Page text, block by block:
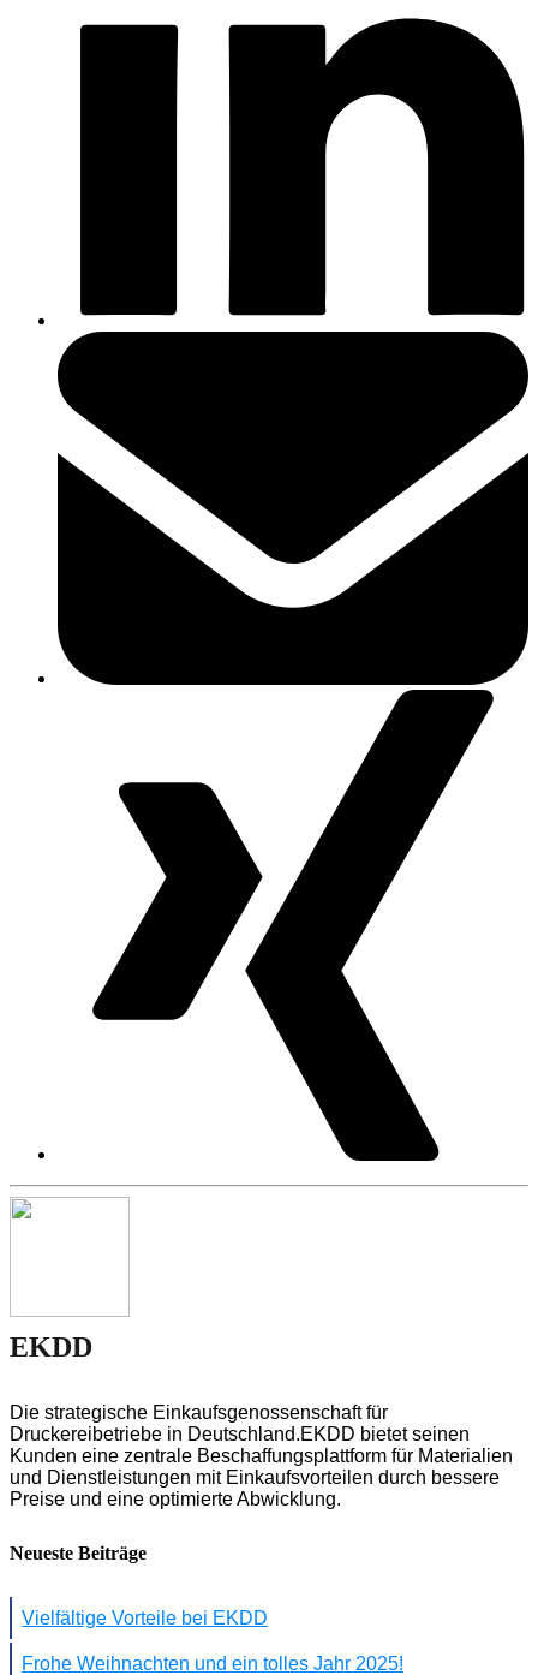
EKDD
Die strategische Einkaufsgenossenschaft für
Druckereibetriebe in Deutschland.EKDD bietet seinen
Kunden eine zentrale Beschaffungsplattform für Materialien
und Dienstleistungen mit Einkaufsvorteilen durch bessere
Preise und eine optimierte Abwicklung.
Neueste Beiträge
Vielfältige Vorteile bei EKDD
Frohe Weihnachten und ein tolles Jahr 2025!